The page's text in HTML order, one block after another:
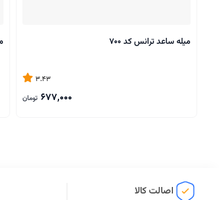
میله ساعد ترانس کد 700
3.43
677,000 تومان
اصالت کالا